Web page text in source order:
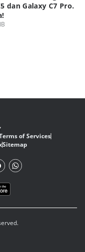
dan Galaxy C7 Pro.
of Services
Sitemap